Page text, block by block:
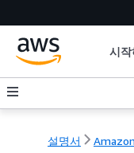
시작
설명서